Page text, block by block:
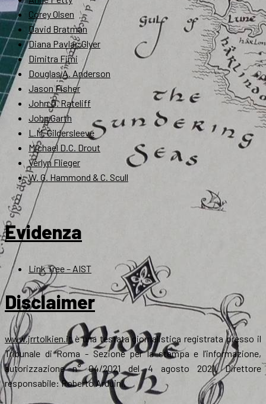
Corey Olsen
David Bratman
Diana Pavlac Glyer
Dimitra Fimi
Douglas A. Anderson
Jason Fisher
John D. Rateliff
John Garth
L.M. Gildersleeve
Michael D.C. Drout
Verlyn Flieger
W. G. Hammond & C. Scull
Evidenza
Link Tree – AIST
Disclaimer
www.jrrtolkien.itè una testata giornalistica registrata presso il
Tribunale di Roma - Sezione per la stampa e l’informazione,
autorizzazione n° 04/2021 del 4 agosto 2021. Direttore
responsabile: Roberto Arduini.